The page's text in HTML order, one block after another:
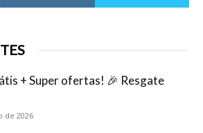
+ Super ofertas! 🎉 Resgate
de 2026